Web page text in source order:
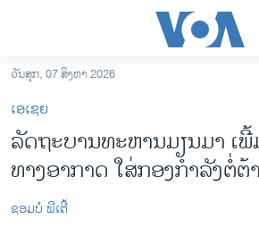
ເຂົ້າ
ຫາ
ຂ້າມ
ຂ້າມ
ຂ້າມ
ຫາ
ລາວ
ອາເມຣິກາ
ຂ່າວ​ຈີນ
ວັນສຸກ, 07 ສິງຫາ 2026
ເອເຊຍ
ລັດຖະບານທະຫານມຽນມາ ເ
ທາງອາກາດ ໃສ່ກອງກໍາລັງຕໍ່ຕ້
​ຊອມ​ບໍ ​ພີ​ເຕີ້